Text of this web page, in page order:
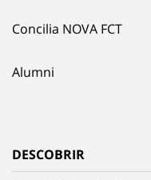
Concilia NOVA FCT
Alumni
DESCOBRIR